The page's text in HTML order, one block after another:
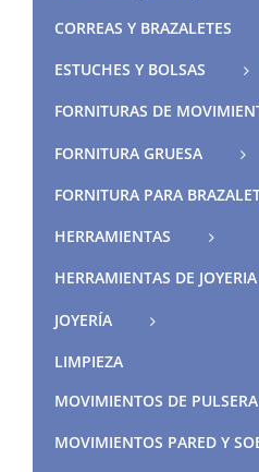
CORREAS Y BRAZALETES
ESTUCHES Y BOLSAS
FORNITURAS DE
FORNITURA GRUESA
FORNITURA PARA
HERRAMIENTAS
HERRAMIENTAS DE JOYERIA
JOYERÍA
LIMPIEZA
MOVIMIENTOS DE PULSERA
MOVIMIENTOS PARED Y